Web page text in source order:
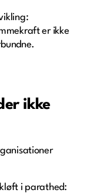
er ikke
ikke
i parathed: